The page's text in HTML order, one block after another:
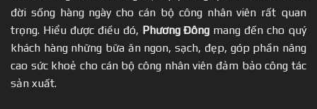
đời sống hàng ngày cho cán bộ công nhân viên rất quan
trọng. Hiểu được điều đó, Phương Đông mang đến cho quý
khách hàng những bữa ăn ngon, sạch, đẹp, góp phần nâng
cao sức khoẻ cho cán bộ công nhân viên đảm bảo công tác
sản xuất.